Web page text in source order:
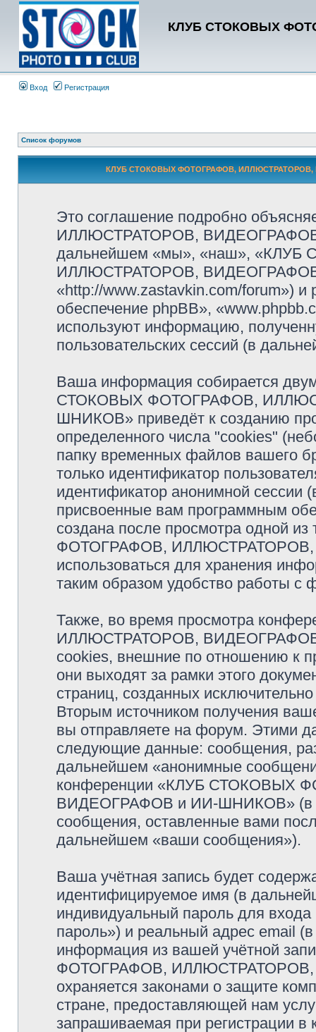
КЛУБ СТОКОВЫХ
Вход Регистрация
Список форумов
КЛУБ СТОКОВЫХ ФОТОГРАФОВ, ИЛЛЮСТРАТОРОВ,
Это соглашение подробно
ИЛЛЮСТРАТОРОВ, ВИДЕОГРАФОВ
дальнейшем «мы», «наш»,
ИЛЛЮСТРАТОРОВ,
«http://www.zastavkin.com/forum»)
обеспечение phpBB»,
используют информацию,
пользовательских сессий (в
Ваша информация собирается
СТОКОВЫХ ФОТОГРАФОВ,
ШНИКОВ» приведёт к созданию
определенного числа "cookies"
папку временных файлов вашего
только идентификатор
идентификатор анонимной сессии
присвоенные вам программным
создана после просмотра одной
ФОТОГРАФОВ, ИЛЛЮСТРАТОРОВ,
использоваться для хранения
таким образом удобство работы с
Также, во время просмотра
ИЛЛЮСТРАТОРОВ, ВИДЕОГРАФОВ
cookies, внешние по отношению к
они выходят за рамки этого
страниц, созданных
Вторым источником получения
вы отправляете на форум. Этими
следующие данные: сообщения,
дальнейшем «анонимные
конференции «КЛУБ
ВИДЕОГРАФОВ и ИИ-ШНИКОВ» (в
сообщения, оставленные вами
дальнейшем «ваши сообщения»).
Ваша учётная запись будет
идентифицируемое имя (в
индивидуальный пароль для
пароль») и реальный адрес email
информация из вашей учётной
ФОТОГРАФОВ,
охраняется законами о защите
стране, предоставляющей нам
запрашиваемая при